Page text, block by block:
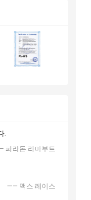
.
파라돈 라마부트
—— 맥스 레이스